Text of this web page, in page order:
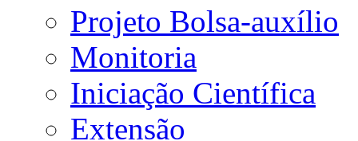
Projeto Bolsa-auxílio
Monitoria
Iniciação Científica
Extensão